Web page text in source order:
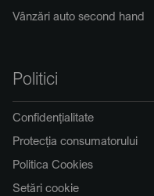
Vânzări auto second hand
Politici
Confidențialitate
Protecția consumatorului
Politica Cookies
Setări cookie